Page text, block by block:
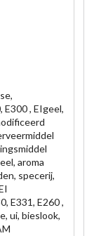
E300 , EIgeel,
aroma
specerij,
E331, E260 ,
ui, bieslook,